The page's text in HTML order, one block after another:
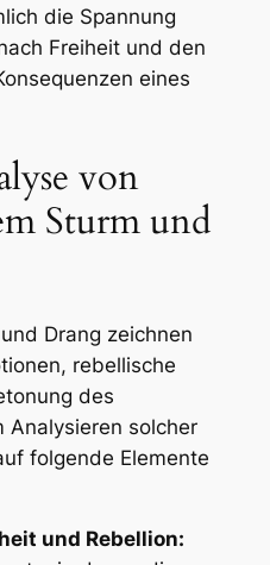
die Spannung
Freiheit und den
eines
von
Sturm und
Drang zeichnen
rebellische
des
Analysieren solcher
folgende Elemente
und Rebellion: